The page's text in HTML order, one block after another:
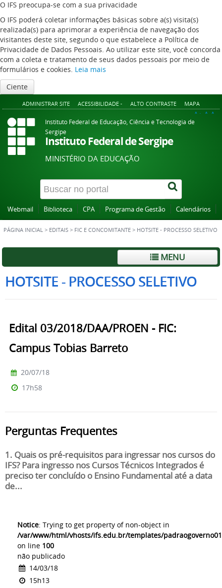
O IFS preocupa-se com a sua privacidade
O IFS poderá coletar informações básicas sobre a(s) visita(s)
realizada(s) para aprimorar a experiência de navegação dos
visitantes deste site, segundo o que estabelece a Política de
Privacidade de Dados Pessoais. Ao utilizar este site, você concorda
com a coleta e tratamento de seus dados pessoais por meio de
formulários e cookies. Leia mais
Ciente
ADMINISTRAR SITE ACESSIBILIDADE - ALTO CONTRASTE MAPA
A+ A A-
Instituto Federal de Educação, Ciência e Tecnologia de
Sergipe
Instituto Federal de Sergipe
MINISTÉRIO DA EDUCAÇÃO
Webmail Biblioteca CPA Programa de Gestão Calendários
PÁGINA INICIAL > EDITAIS > FIC E CONCOMITANTE > HOTSITE - PROCESSO SELETIVO
MENU
HOTSITE - PROCESSO SELETIVO
Edital 03/2018/DAA/PROEN - FIC:
Campus Tobias Barreto
20/07/18
17h58
Perguntas Frequentes
1. Quais os pré-requisitos para ingressar nos cursos do
IFS? Para ingresso nos Cursos Técnicos Integrados é
preciso ter concluído o Ensino Fundamental até a data
de...
Notice: Trying to get property of non-object in
/var/www/html/vhosts/ifs.edu.br/templates/
on line 100
não publicado
14/03/18
15h13